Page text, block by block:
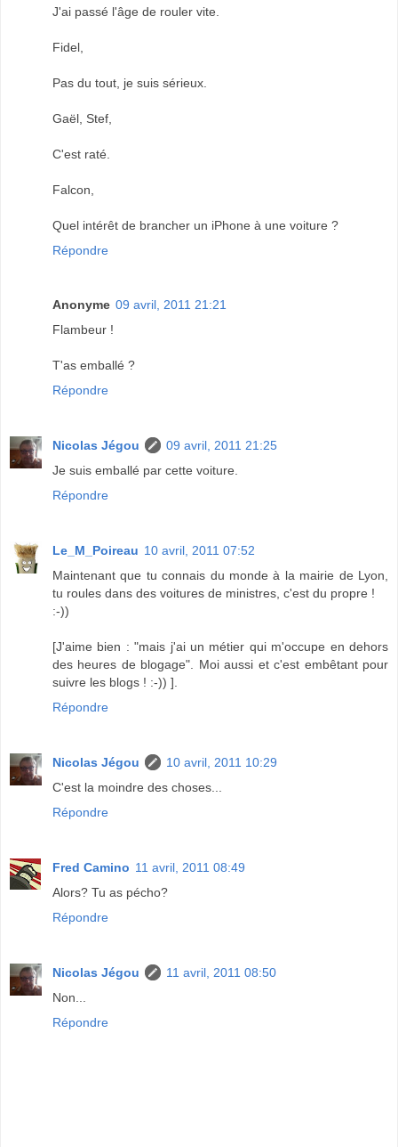
J'ai passé l'âge de rouler vite.
Fidel,
Pas du tout, je suis sérieux.
Gaël, Stef,
C'est raté.
Falcon,
Quel intérêt de brancher un iPhone à une voiture ?
Répondre
Anonyme 09 avril, 2011 21:21
Flambeur !
T'as emballé ?
Répondre
Nicolas Jégou
09 avril, 2011 21:25
Je suis emballé par cette voiture.
Répondre
Le_M_Poireau 10 avril, 2011 07:52
Maintenant que tu connais du monde à la mairie de Lyon,
tu roules dans des voitures de ministres, c'est du propre !
:-))
[J'aime bien : "mais j'ai un métier qui m'occupe en dehors
des heures de blogage". Moi aussi et c'est embêtant pour
suivre les blogs ! :-)) ].
Répondre
Nicolas Jégou
10 avril, 2011 10:29
C'est la moindre des choses...
Répondre
Fred Camino 11 avril, 2011 08:49
Alors? Tu as pécho?
Répondre
Nicolas Jégou
11 avril, 2011 08:50
Non...
Répondre